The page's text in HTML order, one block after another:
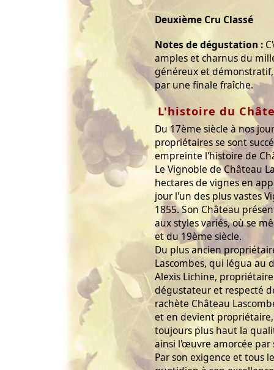
Deuxième Cru Classé
Notes de dégustation :
amples et charnus du
généreux et
par une finale fraîche.
L'histoire du
Du 17ème siècle à nos
propriétaires se sont
empreinte l'histoire de
Le Vignoble de Château
hectares de vignes en
jour l'un des plus vastes
1855. Son Château
aux styles variés, où se
et du 19ème siècle.
Du plus ancien
Lascombes, qui légua au
Alexis Lichine,
dégustateur et respecté
rachète Château
et en devient
toujours plus haut la
ainsi l'œuvre amorcée par
Par son exigence et tous